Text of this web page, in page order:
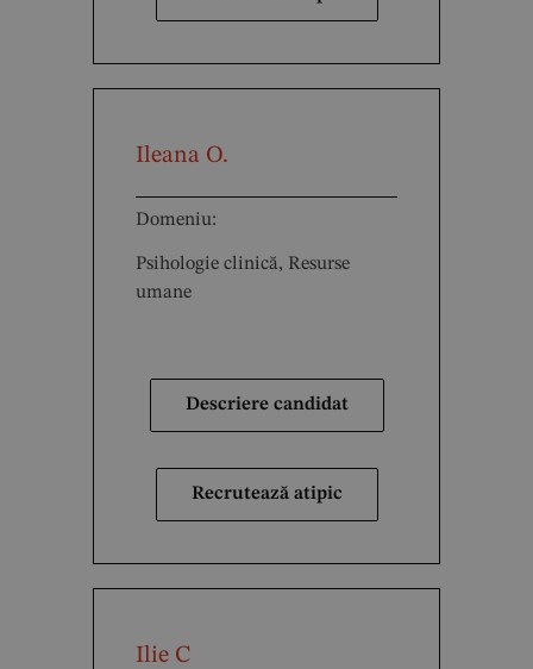
Ileana O.
Domeniu:
Psihologie clinică, Resurse
umane
Descriere candidat
Recrutează atipic
Ilie C